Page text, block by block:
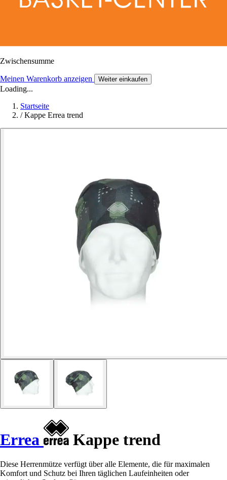
Zwischensumme
Meinen Warenkorb anzeigen Weiter einkaufen
Loading...
Startseite
/ Kappe Errea trend
Errea Kappe trend
Diese Herrenmütze verfügt über alle Elemente, die für maximalen
Komfort und Schutz bei Ihren täglichen Laufeinheiten oder